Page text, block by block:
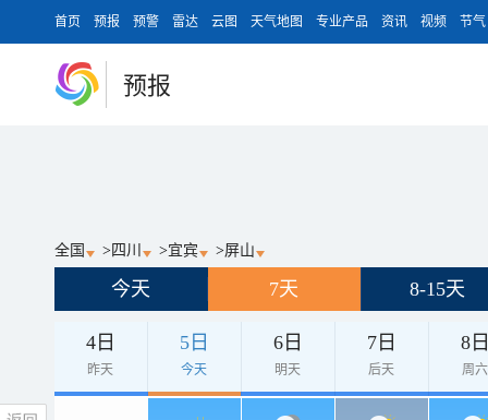
首页 预报 预警 雷达 云图 天气地图 专业产品 资讯 视频 节气
预报
全国 > 四川 >宜宾 >屏山
今天 7天 8-15天
4日
昨天
5日
今天
6日
明天
7日
后天
8
周六